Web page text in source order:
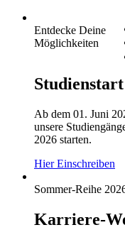
Entdecke Deine
Möglichkeiten
Ab dem 01. Juni
unsere
2026 starten.
Hier Einschreiben
Sommer-Reihe
Karriere-